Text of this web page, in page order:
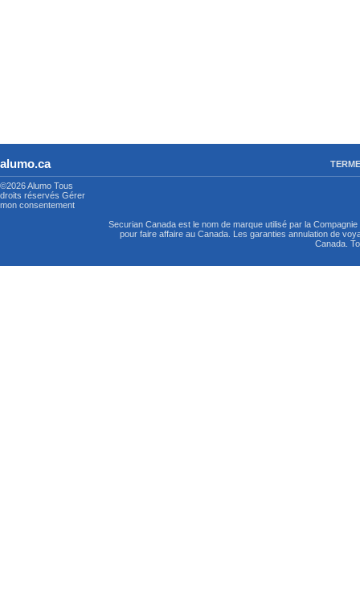
alumo.ca
©2026 Alumo Tous
droits réservés Gérer
mon consentement
Securian Canada est le nom de marque utilisé par la
pour faire affaire au Canada. Les garanties annulation de
Canada.